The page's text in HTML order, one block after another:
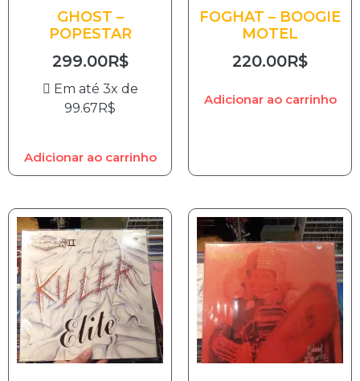
GHOST –
POPESTAR
299.00R$
Em até 3x de
99.67R$
Adicionar ao carrinho
FOGHAT – BOOGIE
MOTEL
220.00R$
Adicionar ao carrinho